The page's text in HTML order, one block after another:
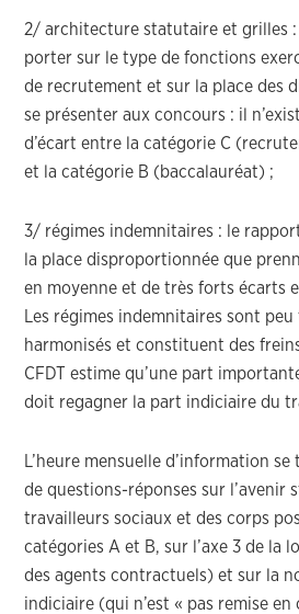
2/ architecture statutaire et grilles
porter sur le type de fonctions
de recrutement et sur la place des
se présenter aux concours : il
d’écart entre la catégorie C
et la catégorie B (baccalauréat) ;
3/ régimes indemnitaires : le
la place disproportionnée que
en moyenne et de très forts écarts
Les régimes indemnitaires sont
harmonisés et constituent des
CFDT estime qu’une part
doit regagner la part indiciaire du
L’heure mensuelle d’information
de questions-réponses sur l’avenir
travailleurs sociaux et des corps
catégories A et B, sur l’axe 3 de la
des agents contractuels) et sur la
indiciaire (qui n’est « pas remise en